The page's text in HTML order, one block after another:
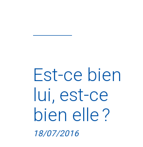
Est-ce bien
lui, est-ce
bien elle ?
18/07/2016